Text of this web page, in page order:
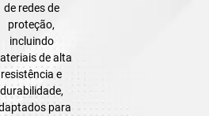
de redes de
proteção,
incluindo
de alta
resistência e
durabilidade,
para